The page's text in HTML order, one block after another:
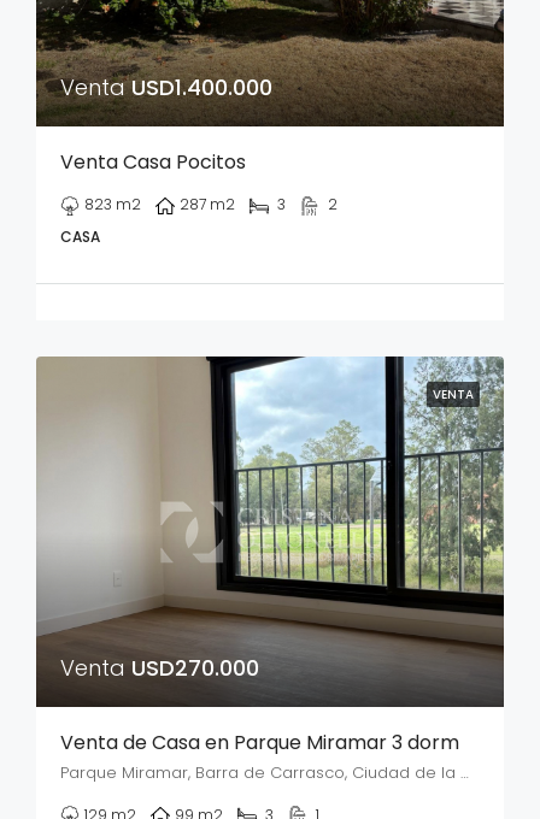
VentaUSD1.400.000
Venta Casa Pocitos
823 m2 287 m2 3
2
CASA
VENTA
Venta USD270.000
Venta de Casa en Parque Miramar 3 dorm
Parque Miramar, Barra de Carrasco, Ciudad de la Costa, Municipio de Paso Carrasco, Canelones, 15000, Uruguay
129 m2 99 m2 3 1